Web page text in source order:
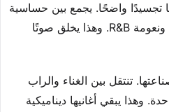
تجسيدًا واضحًا. يجمع بين حساسية
لحنية بوب، وأسلوب راب حاد، ونعومة R&B. وهذا يخلق صوتًا
تنتقل بين الغناء والراب
وهذا يبقي أغانيها ديناميكية